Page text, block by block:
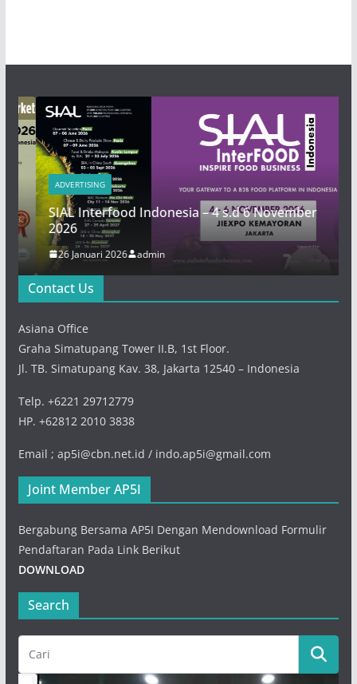
ADVERTISING
SIAL Interfood Indonesia – 4 s.d 6 November
2026
26 Januari 2026 admin
Contact Us
Asiana Office
Graha Simatupang Tower II.B, 1st Floor.
Jl. TB. Simatupang Kav. 38, Jakarta 12540 – Indonesia
Telp. +6221 29712779
HP. +62812 2010 3838
Email ; ap5i@cbn.net.id / indo.ap5i@gmail.com
Joint Member AP5I
Bergabung Bersama AP5I Dengan Mendownload Formulir
Pendaftaran Pada Link Berikut
DOWNLOAD
Search